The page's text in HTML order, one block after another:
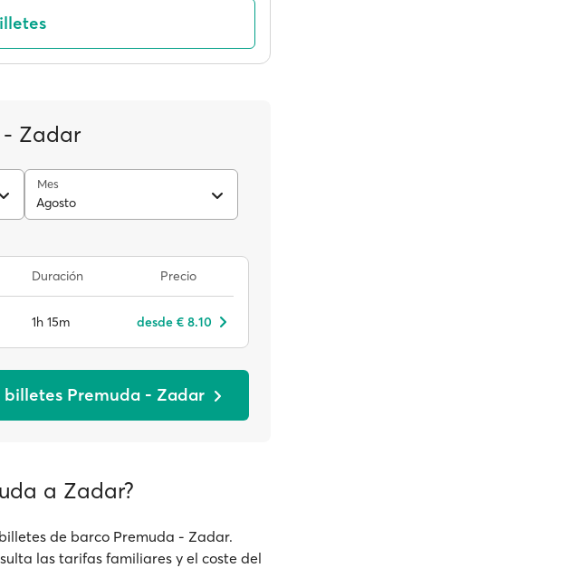
- Zadar
Mes
Agosto
Duración Precio
1h 15m desde € 8.10
billetes Premuda - Zadar
a Zadar?
de barco Premuda - Zadar.
las tarifas familiares y el coste del